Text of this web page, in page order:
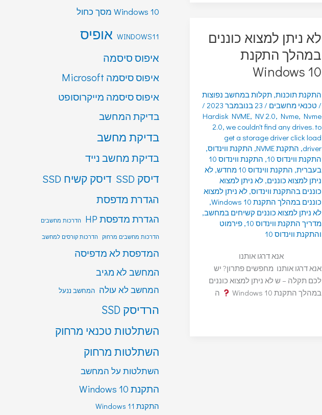
לא ניתן למצוא כוננים
במהלך התקנת
Windows 10
התקנת תוכנות,תקלות במחשב נפוצות
/ טכנאי מחשבים / 23 בנובמבר 2023
/
Hardisk NVME, NV 2.0, Nvme, Nvme
2.0, we couldn't find any drives. to
get a storage driver click load
driver
, התקנת NVME , התקנת ווינדוס,
התקנת ווינדוס 10
,
התקנת ווינדוס 10
בעברית, התקנת ווינדוס 10 מחדש ,לא
ניתן למצוא כוננים,לא ניתן למצוא
כוננים בהתקנת ווינדוס,לא ניתן למצוא
כוננים במהלך התקנת Windows 10
,
לא ניתן למצוא כוננים קשיחים במחשב,
מדריך התקנת ווינדוס 10
,פירמוט
והתקנת ווינדוס 10
אנא דרגו אותנו
אנא דרגו אותנו מחפשים פתרון? יש
לכם תקלה – ש לא ניתן למצוא כוננים
במהלך התקנת Windows 10
ה
Windows 10 מסך כחול
WINDOWS11 אופיס
איפוס סיסמה
איפוס סיסמה Microsoft
איפוס סיסמה מייקרוסופט
בדיקת המחשב
בדיקת מחשב
בדיקת מחשב נייד
דיסק SSD דיסק קשיח SSD
הגדרת מדפסת
הגדרת מדפסת HP הדרכות מחשבים
הדרכות מחשבים מרחוק הדרכות קורסים למחשב
המדפסת לא מדפיסה
המחשב לא מגיב
המחשב לא עולה המחשב ננעל
הרדיסק SSD
השתלטות טכנאי מרחוק
השתלטות מרחוק
השתלטות על המחשב
התקנת Windows 10
התקנת Windows 11